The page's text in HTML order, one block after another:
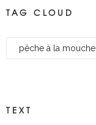
TAG CLOUD
pêche à la mouche
TEXT